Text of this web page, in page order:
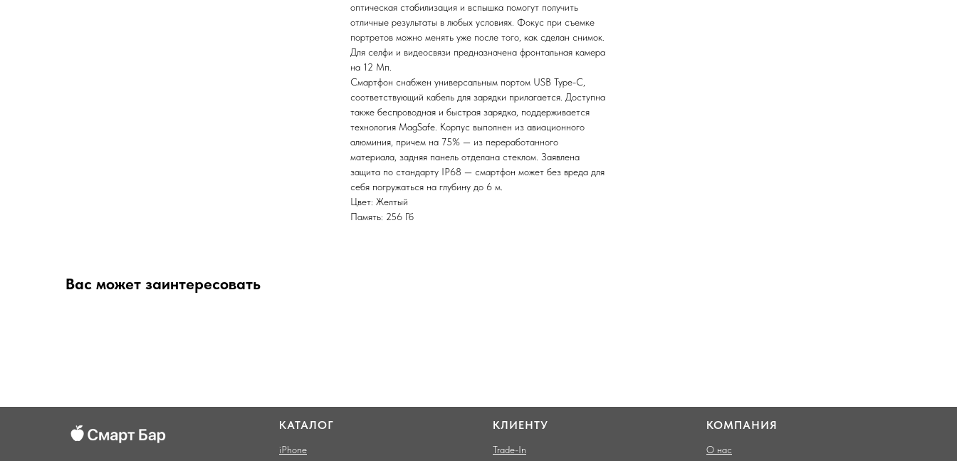
оптическая стабилизация и вспышка помогут получить
отличные результаты в любых условиях. Фокус при съемке
портретов можно менять уже после того, как сделан снимок.
Для селфи и видеосвязи предназначена фронтальная камера
на 12 Мп.
Смартфон снабжен универсальным портом USB Type-C,
соответствующий кабель для зарядки прилагается. Доступна
также беспроводная и быстрая зарядка, поддерживается
технология MagSafe. Корпус выполнен из авиационного
алюминия, причем на 75% — из переработанного
материала, задняя панель отделана стеклом. Заявлена
защита по стандарту IP68 — смартфон может без вреда для
себя погружаться на глубину до 6 м.
Цвет: Желтый
Память: 256 Гб
Вас может заинтересовать
КАТАЛОГ
iPhone
КЛИЕНТУ
Trade-In
КОМПАНИЯ
О нас